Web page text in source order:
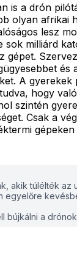
is a drón
olyan
lesz
sok milliárd
gépet.
A
hogy
szintén
Csak a
akik túlélték az
bújkálni a drónok